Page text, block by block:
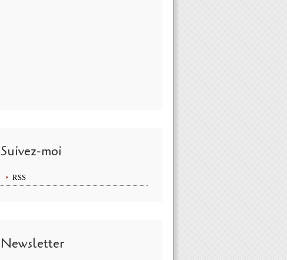
Suivez-moi
RSS
Newsletter